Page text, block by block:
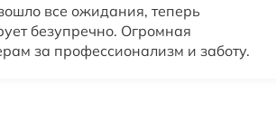
все ожидания, теперь
безупречно. Огромная
за профессионализм и заботу.